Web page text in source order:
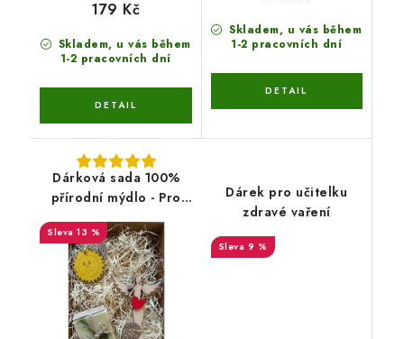
Skladem, u vás během
1-2 pracovních dní
179 Kč
Skladem, u vás během
1-2 pracovních dní
Dárková sada 100%
přírodní mýdlo - Pro
13 %
Dárek pro učitelku
zdravé vaření
9 %